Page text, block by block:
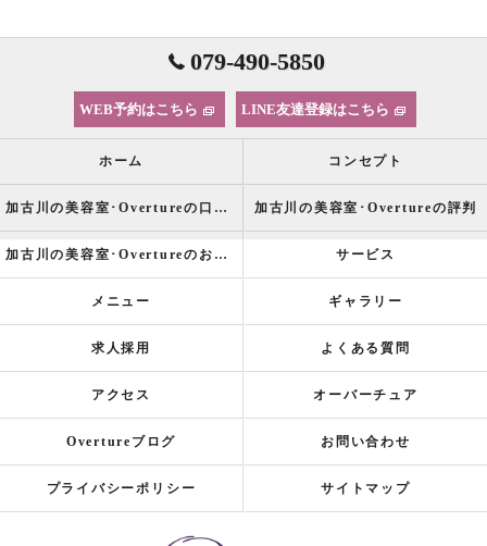
079-490-5850
WEB予約はこちら LINE友達登録はこちら
ホーム コンセプト
加古川の美容室･Overtureの口コミ情報 加古川の美容室･Overtureの評判
加古川の美容室･Overtureのお客様の声 サービス
メニュー ギャラリー
求人採用 よくある質問
アクセス オーバーチュア
Overtureブログ お問い合わせ
プライバシーポリシー サイトマップ